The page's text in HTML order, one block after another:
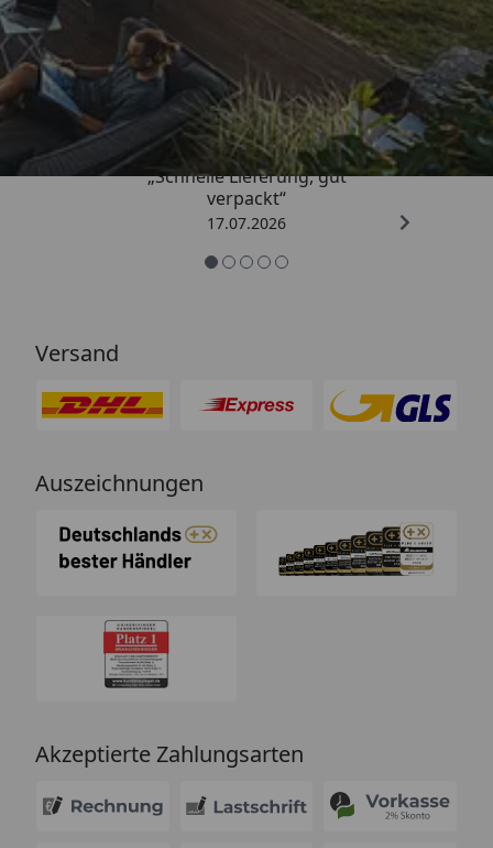
Trusted Shops
4,65/ 5
„Schnelle Lieferung, gut
verpackt“
17.07.2026
Versand
Auszeichnungen
Akzeptierte Zahlungsarten